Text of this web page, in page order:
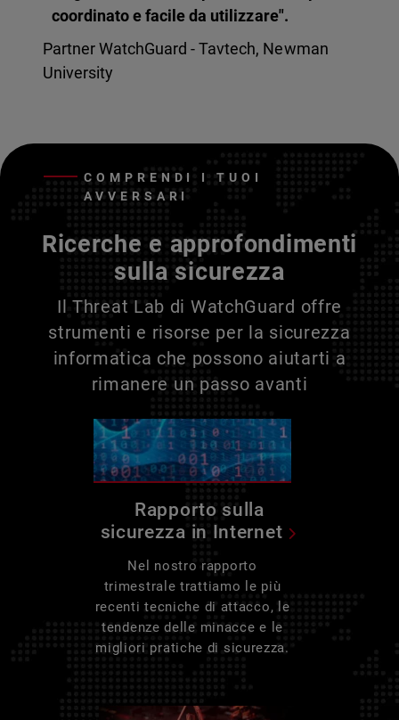
coordinato e facile da utilizzare".
Partner WatchGuard - Tavtech, Newman
University
COMPRENDI I TUOI
AVVERSARI
Ricerche e approfondimenti
sulla sicurezza
Il Threat Lab di WatchGuard offre
strumenti e risorse per la sicurezza
informatica che possono aiutarti a
rimanere un passo avanti
Rapporto sulla
sicurezza in Internet
Nel nostro rapporto
trimestrale trattiamo le più
recenti tecniche di attacco, le
tendenze delle minacce e le
migliori pratiche di sicurezza.